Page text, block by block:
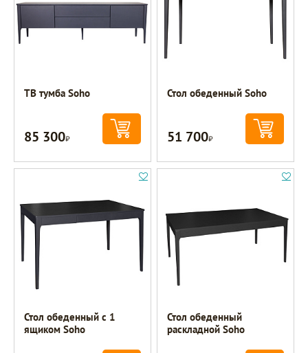
ТВ тумба Soho
85 300Р
Стол обеденный Soho
51 700Р
Стол обеденный с 1
ящиком Soho
Стол обеденный
раскладной Soho